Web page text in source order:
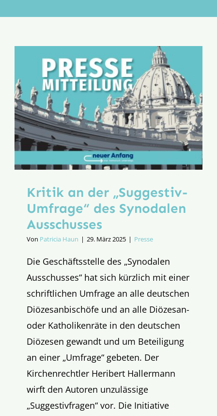
Aktion
Kritik an der „Suggestiv-
Umfrage“ des Synodalen
Ausschusses
Von Patricia Haun | 29. März 2025 | Presse
Die Geschäftsstelle des „Synodalen
Ausschusses“ hat sich kürzlich mit einer
schriftlichen Umfrage an alle deutschen
Diözesanbischöfe und an alle Diözesan-
oder Katholikenräte in den deutschen
Diözesen gewandt und um Beteiligung
an einer „Umfrage“ gebeten. Der
Kirchenrechtler Heribert Hallermann
wirft den Autoren unzulässige
„Suggestivfragen“ vor. Die Initiative